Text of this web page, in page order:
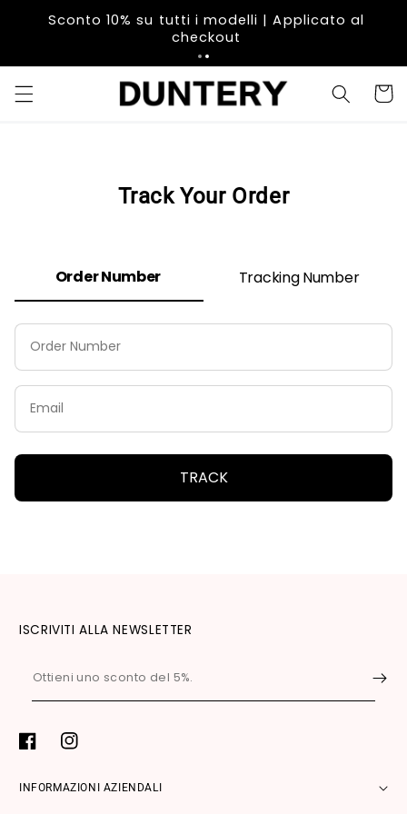
Sconto 10% su tutti i modelli | Applicato al
checkout
Track Your Order
Order Number Tracking Number
TRACK
ISCRIVITI ALLA NEWSLETTER
Ottieni
uno
del
FacebookInstagram
INFORMAZIONI AZIENDALI